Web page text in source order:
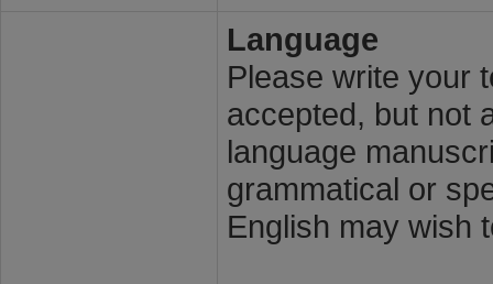
Language
Please write your
accepted, but not
language
grammatical or
English may wish